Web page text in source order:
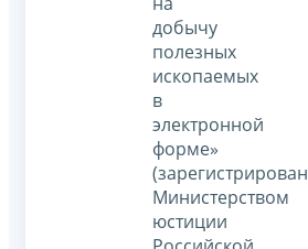
добычу
полезных
ископаемых
в
электронной
форме»
(зарегистрирован
Министерством
юстиции